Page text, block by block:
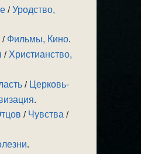
/Уродство,
/ Фильмы, Кино.
/ Христианство,
/ Церковь-
.
/ Чувства /
.